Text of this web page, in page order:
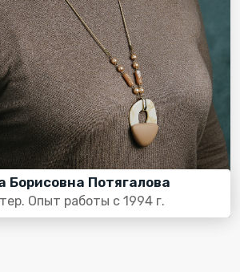
Борисовна Потягалова
Опыт работы с 1994 г.